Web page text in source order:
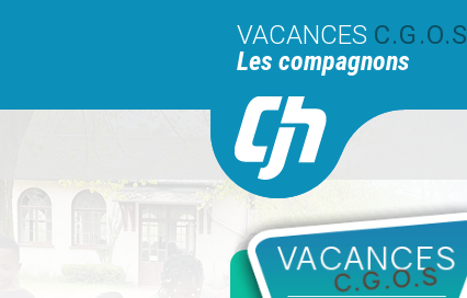
VACANCES C.G.O.S
Les compagnons